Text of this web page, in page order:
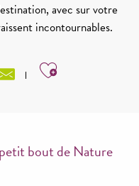
avec sur votre
incontournables.
Ajouter
bout de Nature